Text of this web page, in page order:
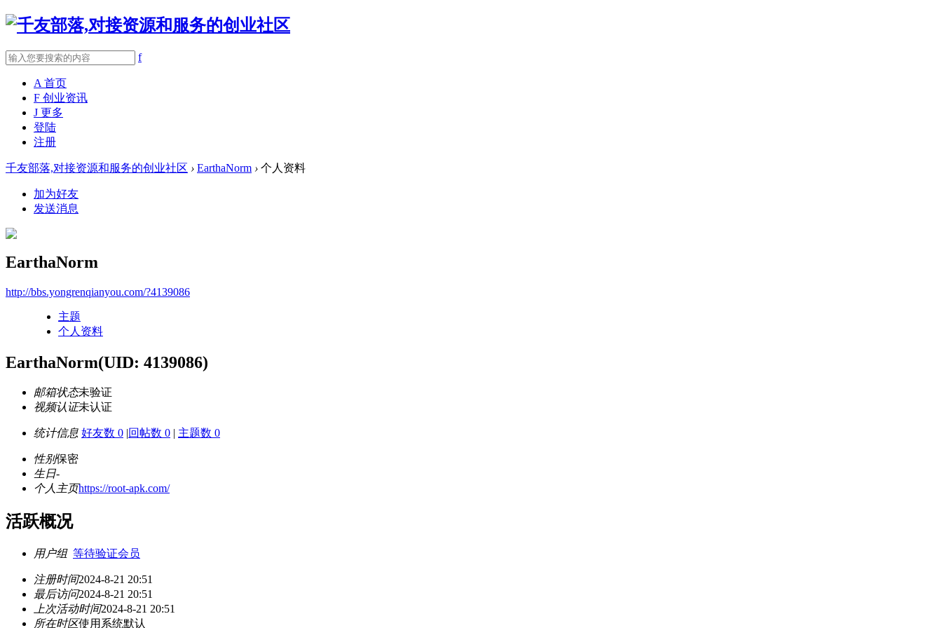
f
A 首页
F 创业资讯
J 更多
登陆
注册
千友部落,对接资源和服务的创业社区 › EarthaNorm › 个人资料
加为好友
发送消息
EarthaNorm
http://bbs.yongrenqianyou.com/?4139086
主题
个人资料
EarthaNorm(UID: 4139086)
邮箱状态未验证
视频认证未认证
统计信息 好友数 0 |回帖数 0 | 主题数 0
性别保密
生日-
个人主页https://root-apk.com/
活跃概况
用户组 等待验证会员
注册时间2024-8-21 20:51
最后访问2024-8-21 20:51
上次活动时间2024-8-21 20:51
所在时区使用系统默认